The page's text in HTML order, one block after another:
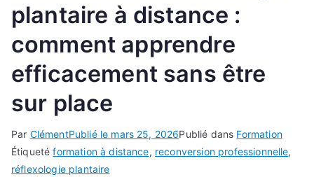
plantaire à distance :
comment apprendre
efficacement sans être
sur place
Par ClémentPublié le mars 25, 2026Publié dans Formation
Étiquetéformation à distance, reconversion professionnelle,
réflexologie plantaire